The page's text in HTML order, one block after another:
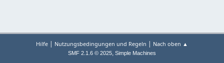
Hilfe | Nutzungsbedingungen und Regeln | Nach oben ▲
SMF 2.1.6 © 2025, Simple Machines